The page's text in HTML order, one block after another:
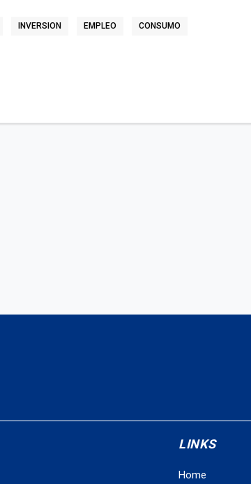
INVERSION EMPLEO CONSUMO
LINKS
Home